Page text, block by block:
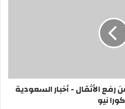
رفع الأثقال - أخبار السعودية
نيو